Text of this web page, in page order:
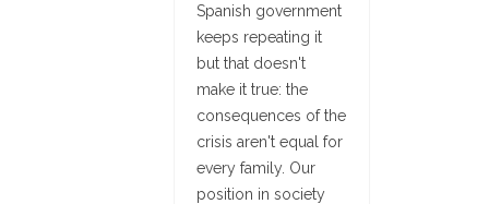
Spanish government
keeps repeating it
but that doesn't
make it true: the
consequences of the
crisis aren't equal for
every family. Our
position in society